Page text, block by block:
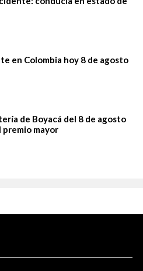
en Colombia hoy 8 de agosto
de Boyacá del 8 de agosto
premio mayor